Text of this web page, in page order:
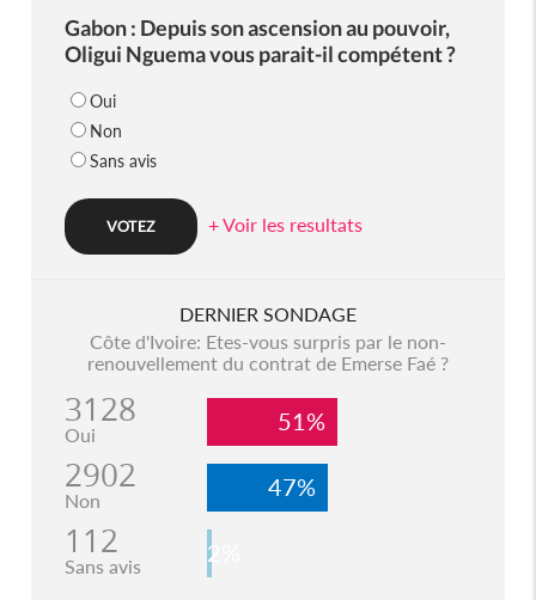
Gabon : Depuis son ascension au pouvoir,
Oligui Nguema vous parait-il compétent ?
Oui
Non
Sans avis
+ Voir les resultats
DERNIER SONDAGE
Côte d'Ivoire: Etes-vous surpris par le non-
renouvellement du contrat de Emerse Faé ?
3128
Oui 51%
2902
Non 47%
112
Sans avis 2%